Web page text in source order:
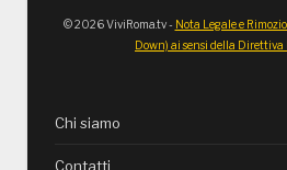
© 2026 ViviRoma.tv - Nota Legale e
Down) ai sensi della
Chi siamo
Contatti